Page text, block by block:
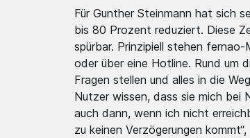
Für Gunther Steinmann hat sich
bis 80 Prozent reduziert. Diese
spürbar. Prinzi­piell stehen
oder über eine Hotline. Rund um
Fragen stellen und alles in die
Nutzer wissen, dass sie mich bei
auch dann, wenn ich nicht
zu keinen Verzög­erunge­n